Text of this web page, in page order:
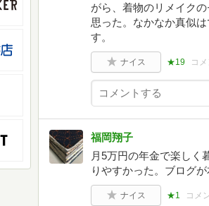
がら、着物のリメイク
思った。なかなか真似
す。
ナイス ★19 コ
福岡翔子
月5万円の年金で楽しく
りやすかった。ブログ
ナイス ★1 コメ